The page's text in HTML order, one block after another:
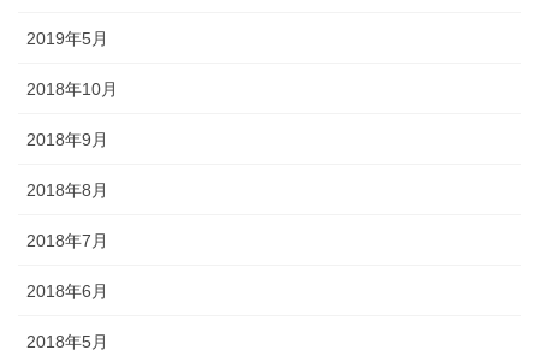
2019年5月
2018年10月
2018年9月
2018年8月
2018年7月
2018年6月
2018年5月
知ってる？石川のお祭りのしきたり!!
棒のついた巨大な燈籠（御神灯）で、江戸時代の文書にはすでにキ
ど迎え火として良いということで巨大化していきました。一方、金
周辺でのキリコとは、古くから残っているお盆のお墓参りの時期の